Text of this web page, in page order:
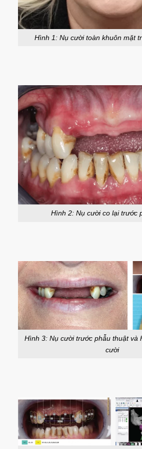
Hình 1: Nụ cười toàn khuôn mặt
Hình 2: Nụ cười co lại trước
Hình 3: Nụ cười trước phẫu thuật và
cười